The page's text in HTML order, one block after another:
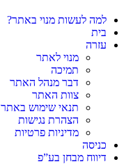
למה לעשות מנוי באתר?
בית
עזרה
מנוי לאתר
תמיכה
דבר מנהל האתר
צוות האתר
תנאי שימוש באתר
הצהרת נגישות
מדיניות פרטיות
כניסה
דיווח מבחן בע”פ